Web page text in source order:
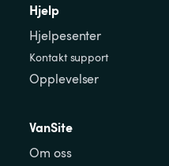
Hjelp
Hjelpesenter
Kontakt support
Opplevelser
VanSite
Om oss